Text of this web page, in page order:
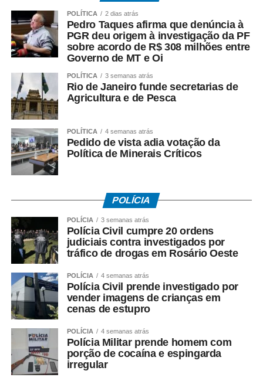
O secretário Valter Furtado Filho destacou que o Governo
do Estado busca ampliar projetos que ofereçam
oportunidades concretas de trabalho e aprendizado às
pessoas privadas de liberdade, contribuindo para que
elas possam retornar à sociedade com novas
perspectivas.
Segundo ele, a participação dos municípios é
fundamental para fortalecer iniciativas que aproximem o
sistema penitenciário de ações produtivas e de
qualificação, criando condições para a reinserção social
Para a prefeita Eliene Liberato Dias, a aproximação
institucional entre Prefeitura e Governo do Estado permite
construir soluções que atendam tanto às necessidades
do município quanto às políticas de ressocialização.
“Recebemos com muita satisfação o secretário Valter
Furtado e toda a equipe para discutirmos projetos
importantes para Cáceres. A nova unidade prisional
representa um avanço para a estrutura de segurança, e
também queremos construir parcerias que possibilitem
oportunidades de trabalho, aprendizado e
ressocialização. Quando conseguimos unir uma ação
social a um benefício para a cidade, todos ganham”,
afirmou a prefeita.
POLÍTICA 2 dias atrás
Pedro Taques afirma que denúncia à
PGR deu origem à investigação da PF
sobre acordo de R$ 308 milhões entre
Governo de MT e Oi
POLÍTICA 3 semanas atrás
Rio de Janeiro funde secretarias de
Agricultura e de Pesca
POLÍTICA 4 semanas atrás
Pedido de vista adia votação da
Política de Minerais Críticos
POLÍCIA
POLÍCIA 3 semanas atrás
Polícia Civil cumpre 20 ordens
judiciais contra investigados por
tráfico de drogas em Rosário Oeste
POLÍCIA 4 semanas atrás
Polícia Civil prende investigado por
vender imagens de crianças em
cenas de estupro
POLÍCIA 4 semanas atrás
Polícia Militar prende homem com
porção de cocaína e espingarda
irregular